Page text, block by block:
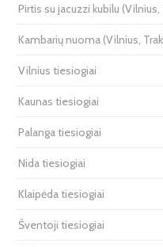
Pirtis su jacuzzi kubilu (Vilnius,
Kambarių nuoma (Vilnius,
Vilnius tiesiogiai
Kaunas tiesiogiai
Palanga tiesiogiai
Nida tiesiogiai
Klaipėda tiesiogiai
Šventoji tiesiogiai